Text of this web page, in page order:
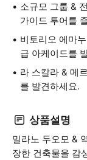
소규모 그룹 &
가이드 투어를
비토리오 에마
급 아케이드를
라 스칼라 & 메
를 발견하세요.
상품설명
밀라노 두오모 &
장한 건축물을 감